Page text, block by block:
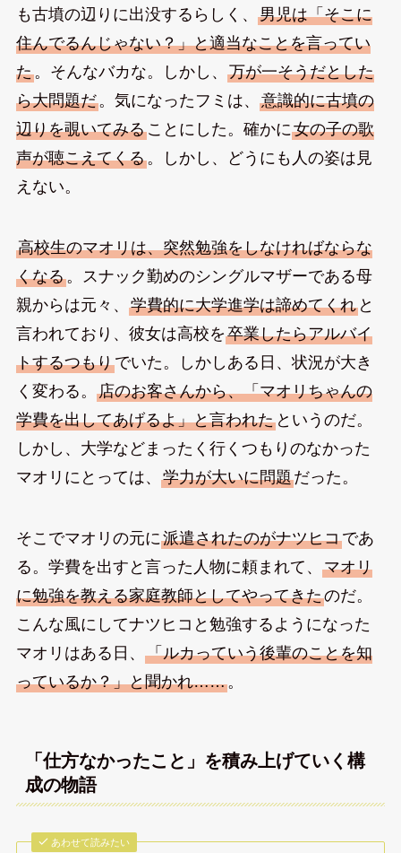
も古墳の辺りに出没するらしく、 男児は「そこに
住んでるんじゃない？」と適当なことを言ってい
た。そんなバカな。しかし、 万が一そうだとした
ら大問題だ。気になったフミは、 意識的に古墳の
辺りを覗いてみることにした。確かに女の子の歌
声が聴こえてくる。しかし、どうにも人の姿は見
えない。
高校生のマオリは、突然勉強をしなければならな
くなる。スナック勤めのシングルマザーである母
親からは元々、 学費的に大学進学は諦めてくれと
言われており、彼女は高校を卒業したらアルバイ
トするつもりでいた。しかしある日、状況が大き
く変わる。 店のお客さんから、「マオリちゃんの
学費を出してあげるよ」と言われたというのだ。
しかし、大学などまったく行くつもりのなかった
マオリにとっては、 学力が大いに問題だった。
そこでマオリの元に派遣されたのがナツヒコであ
る。学費を出すと言った人物に頼まれて、 マオリ
に勉強を教える家庭教師としてやってきたのだ。
こんな風にしてナツヒコと勉強するようになった
マオリはある日、 「ルカっていう後輩のことを知
っているか？」と聞かれ……。
「仕方なかったこと」を積み上げていく構
成の物語
あわせて読みたい